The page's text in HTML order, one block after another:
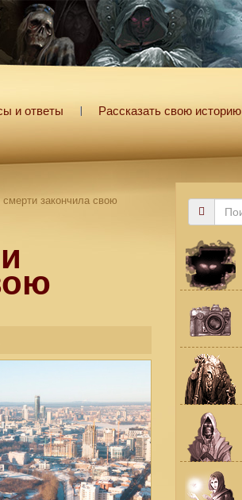
и ответы Рассказать свою историю
закончила свою
Поиск